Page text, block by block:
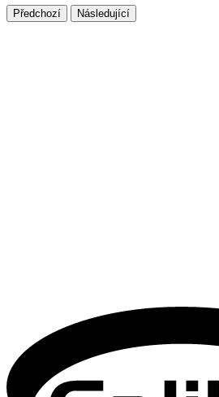
Předchozí Následující